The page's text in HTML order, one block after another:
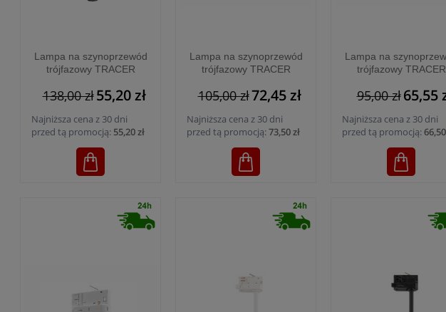
Lampa na szynoprzewód
trójfazowy TRACER
138,00 zł55,20 zł
Najniższa cena z 30 dni
przed tą promocją: 55,20 zł
Lampa na szynoprzewód
trójfazowy TRACER
105,00 zł72,45 zł
Najniższa cena z 30 dni
przed tą promocją:73,50 zł
Lampa na
trójfazowy TRACER
95,00 zł65,55
Najniższa cena z 30 dni
przed tą promocją: